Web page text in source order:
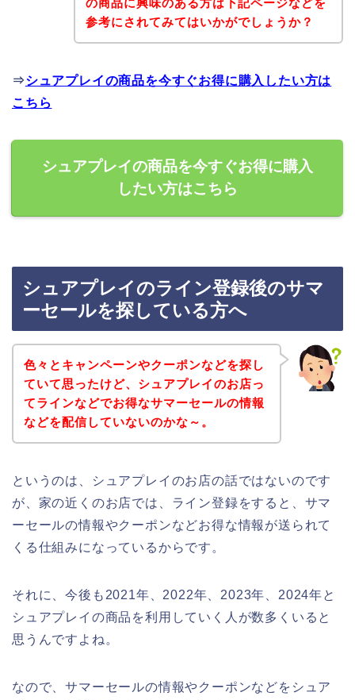
の商品に興味のある方は下記ページなどを
参考にされてみてはいかがでしょうか？
⇒シュアプレイの商品を今すぐお得に購入したい方は
こちら
シュアプレイの商品を今すぐお得に購入
したい方はこちら
シュアプレイのライン登録後のサマ
ーセールを探している方へ
色々とキャンペーンやクーポンなどを探し
ていて思ったけど、シュアプレイのお店っ
てラインなどでお得なサマーセールの情報
などを配信していないのかな～。
というのは、シュアプレイのお店の話ではないのです
が、家の近くのお店では、ライン登録をすると、サマ
ーセールの情報やクーポンなどお得な情報が送られて
くる仕組みになっているからです。
それに、今後も2021年、2022年、2023年、2024年と
シュアプレイの商品を利用していく人が数多くいると
思うんですよね。
なので、サマーセールの情報やクーポンなどをシュア